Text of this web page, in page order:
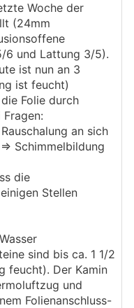
Woche der
(24mm
6 und Lattung 3/5).
ist nun an 3
ist feucht)
Folie durch
an sich
Schimmelbildung
die
Stellen
sind bis ca. 1 1/2
feucht). Der Kamin
und
Folienanschluss-